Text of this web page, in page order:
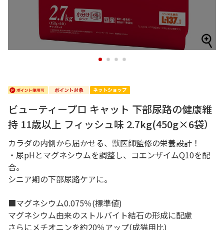
1 2 3 4
ビューティープロ キャット 下部尿路の健康維
持 11歳以上 フィッシュ味 2.7kg(450g×6袋）
カラダの内側から届かせる、獣医師監修の栄養設計！
・尿pHとマグネシウムを調整し、コエンザイムQ10を配
合。
シニア期の下部尿路ケアに。
■マグネシウム0.075％(標準値)
マグネシウム由来のストルバイト結石の形成に配慮
さらにメチオニンを約20％アップ(成猫用比)